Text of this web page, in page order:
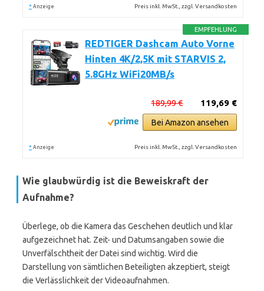
* Anzeige Preis inkl. MwSt., zzgl. Versandkosten
EMPFEHLUNG
REDTIGER Dashcam Auto Vorne
Hinten 4K/2,5K mit STARVIS 2,
5.8GHz WiFi20MB/s
119,69 €
189,99 €
Bei Amazon ansehen
* Anzeige Preis inkl. MwSt., zzgl. Versandkosten
Wie glaubwürdig ist die Beweiskraft der
Aufnahme?
Überlege, ob die Kamera das Geschehen deutlich und klar
aufgezeichnet hat. Zeit- und Datumsangaben sowie die
Unverfälschtheit der Datei sind wichtig. Wird die
Darstellung von sämtlichen Beteiligten akzeptiert, steigt
die Verlässlichkeit der Videoaufnahmen.